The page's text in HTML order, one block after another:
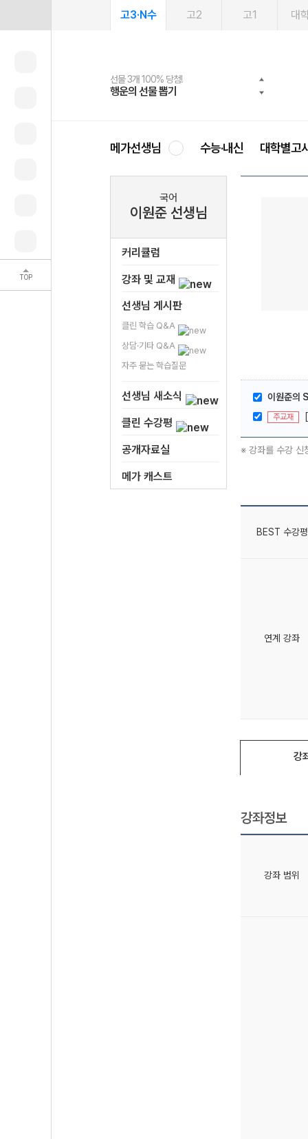
TOP
고3·N수 고2 고1 대
선물 3개 100% 당첨!
행운의 선물 뽑기
선물 100% 증정!
메가스터디 X 올리브
여름방학 스터디 캐시백
메가런 썸머스쿨
2027 러셀 단과
강사 공개선발
스마트러닝앱
설문 EVENT
메가패스
3일 무료 체험권
메가패스 수강생 무료혜택!
메가클럽 멤버십
사회공헌 캠페인
희망이룸 메가나눔
메가선생님 수능·내신 대학별고
국어
이원준 선생님
커리큘럼
강좌 및 교재
선생님 게시판
클린 학습 Q&A
상담·기타 Q&A
자주 묻는 학습질문
선생님 새소식
클린 수강평
공개자료실
메가 캐스트
이원준의
주교재
※ 강좌를 수강 신
BEST 수강평
연계 강좌
강
강좌정보
강좌 범위